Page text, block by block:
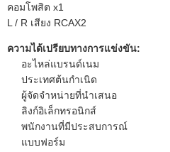
คอมโพสิต x1
L / R เสียง RCAX2
ความได้เปรียบทางการแข่งขัน:
อะไหล่แบรนด์เนม
ประเทศต้นกำเนิด
ผู้จัดจำหน่ายที่นำเสนอ
ลิงก์อิเล็กทรอนิกส์
พนักงานที่มีประสบการณ์
แบบฟอร์ม